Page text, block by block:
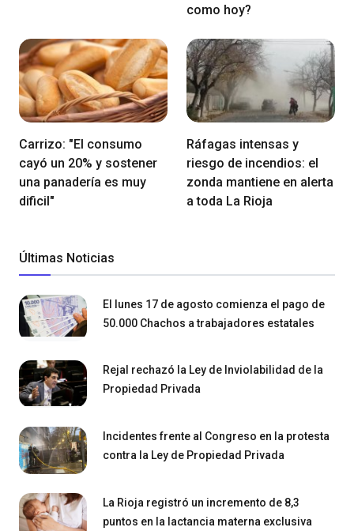
como hoy?
Carrizo: "El consumo
cayó un 20% y sostener
una panadería es muy
dificil"
Ráfagas intensas y
riesgo de incendios: el
zonda mantiene en alerta
a toda La Rioja
Últimas Noticias
El lunes 17 de agosto comienza el pago de
50.000 Chachos a trabajadores estatales
Rejal rechazó la Ley de Inviolabilidad de la
Propiedad Privada
Incidentes frente al Congreso en la protesta
contra la Ley de Propiedad Privada
La Rioja registró un incremento de 8,3
puntos en la lactancia materna exclusiva